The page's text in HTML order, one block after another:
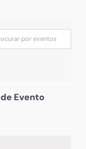
Evento